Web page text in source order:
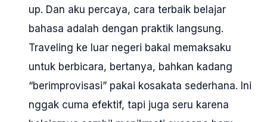
up. Dan aku percaya, cara terbaik belajar
bahasa adalah dengan praktik langsung.
Traveling ke luar negeri bakal memaksaku
untuk berbicara, bertanya, bahkan kadang
“berimprovisasi” pakai kosakata sederhana. Ini
nggak cuma efektif, tapi juga seru karena